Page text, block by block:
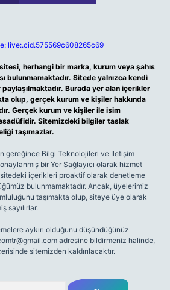
live:.cid.575569c608265c69
herhangi bir marka, kurum veya şahıs
bulunmamaktadır. Sitede yalnızca kendi
paylaşılmaktadır. Burada yer alan içerikler
olup, gerçek kurum ve kişiler hakkında
Gerçek kurum ve kişiler ile isim
Sitemizdeki bilgiler taslak
taşımazlar.
gereğince Bilgi Teknolojileri ve İletişim
bir Yer Sağlayıcı olarak hizmet
içerikleri proaktif olarak denetleme
bulunmamaktadır. Ancak, üyelerimiz
taşımakta olup, siteye üye olarak
sayılırlar.
aykırı olduğunu düşündüğünüz
adresine bildirmeniz halinde,
sitemizden kaldırılacaktır.